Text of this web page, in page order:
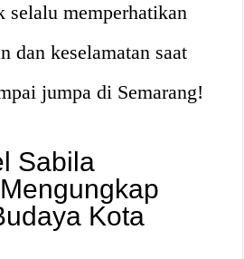
selalu memperhatikan
dan keselamatan saat
jumpa di Semarang!
Sabila
Kota